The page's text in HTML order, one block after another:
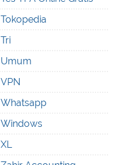
Tokopedia
Tri
Umum
VPN
Whatsapp
Windows
XL